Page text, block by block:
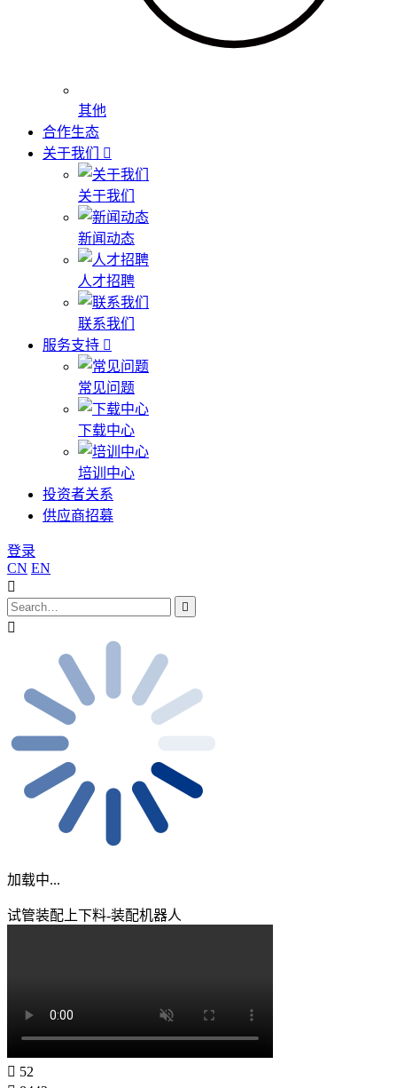
其他
合作生态
关于我们
关于我们
新闻动态
人才招聘
联系我们
服务支持
常见问题
下载中心
培训中心
投资者关系
供应商招募
登录
CN EN
加载中...
试管装配上下料-装配机器人
52